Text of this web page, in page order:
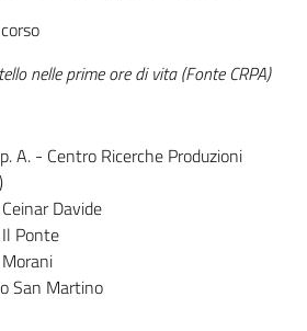
nelle prime ore di vita (Fonte CRPA)
A. - Centro Ricerche Produzioni
Davide
Ponte
San Martino